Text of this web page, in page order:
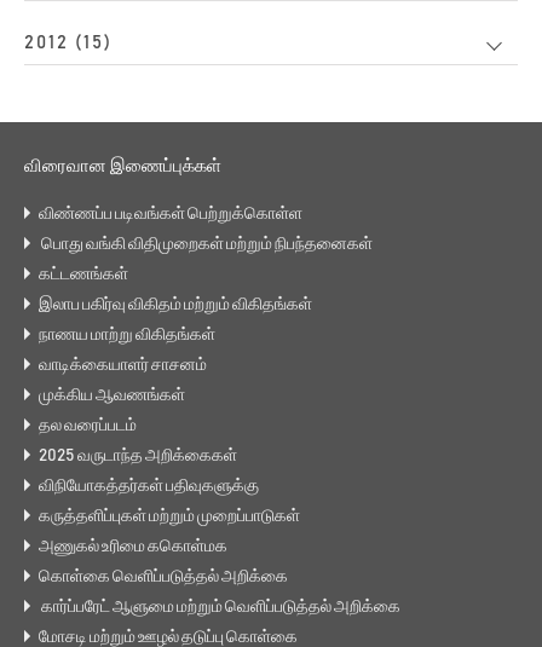
2012 (15)
விரைவான இணைப்புக்கள்
விண்ணப்ப படிவங்கள் பெற்றுக்கொள்ள
பொது வங்கி விதிமுறைகள் மற்றும் நிபந்தனைகள்
கட்டணங்கள்
இலாப பகிர்வு விகிதம் மற்றும் விகிதங்கள்
நாணய மாற்று விகிதங்கள்
வாடிக்கையாளர் சாசனம்
முக்கிய ஆவணங்கள்
தல வரைப்படம்
2025 வருடாந்த அறிக்கைகள்
விநியோகத்தர்கள் பதிவுகளுக்கு
கருத்தளிப்புகள் மற்றும் முறைப்பாடுகள்
அணுகல் உரிமை ககொள்மக
கொள்கை வெளிப்படுத்தல் அறிக்கை
கார்ப்பரேட் ஆளுமை மற்றும் வெளிப்படுத்தல் அறிக்கை
மோசடி மற்றும் ஊழல் தடுப்பு கொள்கை